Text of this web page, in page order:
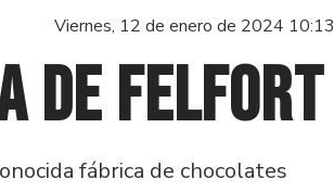
Viernes, 12 de enero de 2024 10:13
de Felfort
fábrica de chocolates